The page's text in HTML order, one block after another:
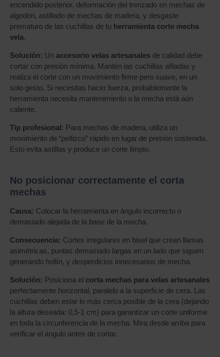
encendido posterior, deformación del trenzado en mechas de
algodón, astillado de mechas de madera, y desgaste
prematuro de las cuchillas de tu herramienta corte mecha
vela.
Solución: Un accesorio velas artesanales de calidad debe
cortar con presión mínima. Mantén las cuchillas afiladas y
realiza el corte con un movimiento firme pero suave, en un
solo gesto. Si necesitas hacer fuerza, probablemente la
herramienta necesita mantenimiento o la mecha está aún
caliente.
Tip profesional: Para mechas de madera, utiliza un
movimiento de “pellizco” rápido en lugar de presión sostenida.
Esto evita astillas y produce un corte limpio.
No posicionar correctamente el corta
mechas
Causa: Colocar la herramienta en ángulo incorrecto o
demasiado alejada de la base de la mecha.
Consecuencia: Cortes irregulares en bisel que crean llamas
asimétricas, puntas demasiado largas en un lado que siguen
generando hollín, y desperdicios innecesarios de mecha.
Solución: Posiciona el corta mechas para velas artesanales
perfectamente horizontal, paralelo a la superficie de cera. Las
cuchillas deben estar lo más cerca posible de la cera (dejando
la altura deseada: 0,5-1 cm) para garantizar un corte uniforme
en toda la circunferencia de la mecha. Mira desde arriba para
verificar el ángulo antes de cortar.